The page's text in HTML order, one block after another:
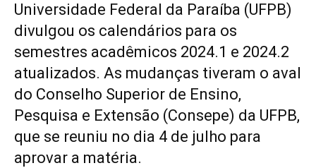
Universidade Federal da Paraíba (UFPB)
divulgou os calendários para os
semestres acadêmicos 2024.1 e 2024.2
atualizados. As mudanças tiveram o aval
do Conselho Superior de Ensino,
Pesquisa e Extensão (Consepe) da UFPB,
que se reuniu no dia 4 de julho para
aprovar a matéria.